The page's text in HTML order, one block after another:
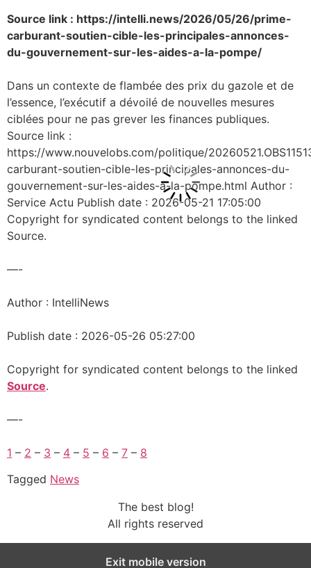
Source link : https://intelli.news/2026/05/26/prime-
carburant-soutien-cible-les-principales-annonces-
du-gouvernement-sur-les-aides-a-la-pompe/
Dans un contexte de flambée des prix du gazole et de
l’essence, l’exécutif a dévoilé de nouvelles mesures
ciblées pour ne pas grever les finances publiques.
Source link :
https://www.nouvelobs.com/politique/
carburant-soutien-cible-les-principales-annonces-du-
gouvernement-sur-les-aides-a-la-pompe.html Author :
Service Actu Publish date : 2026-05-21 17:05:00
Copyright for syndicated content belongs to the linked
Source.
—-
Author : IntelliNews
Publish date : 2026-05-26 05:27:00
Copyright for syndicated content belongs to the linked
Source.
—-
1 – 2 – 3 – 4 – 5 – 6 – 7 – 8
Tagged News
The best blog!
All rights reserved
Exit mobile version